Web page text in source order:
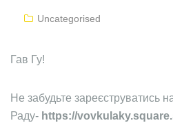
Uncategorised
Гав Гу!
Не забудьте зареєструватись
Раду- https://